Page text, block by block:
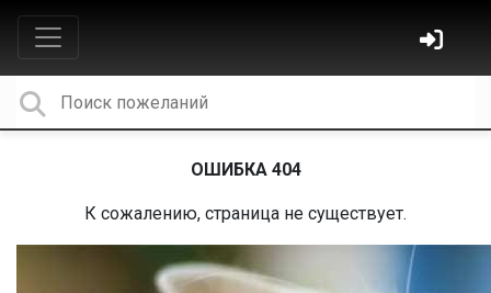
ОШИБКА 404
К сожалению, страница не существует.